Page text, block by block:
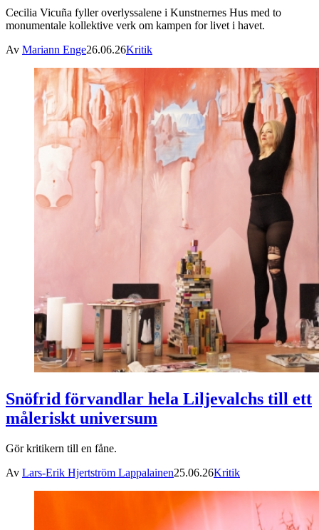
Cecilia Vicuña fyller overlyssalene i Kunstnernes Hus med to
monumentale kollektive verk om kampen for livet i havet.
Av Mariann Enge26.06.26Kritik
Snöfrid förvandlar hela Liljevalchs till ett
måleriskt universum
Gör kritikern till en fåne.
Av Lars-Erik Hjertström Lappalainen25.06.26Kritik